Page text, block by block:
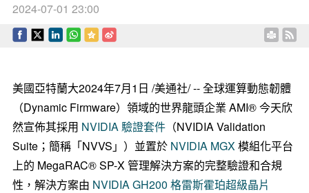
2024-07-01 23:00
美國亞特蘭大2024年7月1日 /美通社/ -- 全球運算動態韌體
（Dynamic Firmware）領域的世界龍頭企業 AMI® 今天欣
然宣佈其採用 NVIDIA驗證套件（NVIDIA Validation
Suite；簡稱「NVVS」）並置於 NVIDIAMGX模組化平台
上的 MegaRAC® SP-X 管理解決方案的完整驗證和合規
性，解決方案由 NVIDIAGH200 格雷斯霍珀超級晶片